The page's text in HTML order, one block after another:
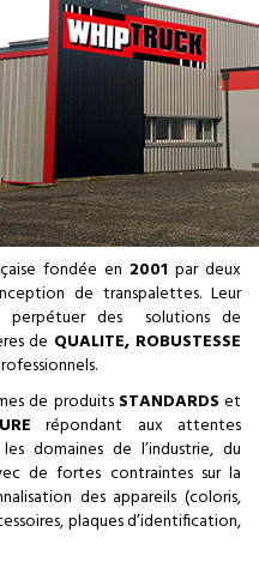
fondée en 2001 par deux
de transpalettes. Leur
des solutions de
de QUALITE, ROBUSTESSE
de produits STANDARDS et
répondant aux attentes
domaines de l’industrie, du
de fortes contraintes sur la
des appareils (coloris,
plaques d’identification,